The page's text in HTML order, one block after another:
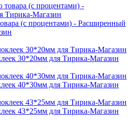
(с процентами) - Расширенный
30*20мм для Тирика-Магазин
40*30мм для Тирика-Магазин
43*25мм для Тирика-Магазин